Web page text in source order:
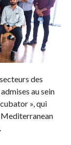
des
au sein
», qui
Mediterranean